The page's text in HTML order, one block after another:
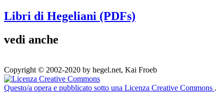
Libri di Hegeliani (PDFs)
vedi anche
Copyright © 2002-2020 by hegel.net, Kai Froeb
Questo/a opera e pubblicato sotto una Licenza Creative Commons .